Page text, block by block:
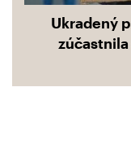
Ukradený